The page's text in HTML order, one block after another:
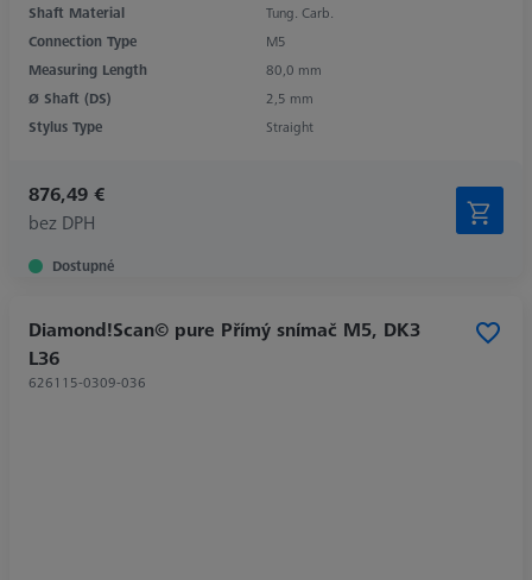
Shaft Material
Tung. Carb.
Connection Type
M5
Measuring Length
80,0 mm
Ø Shaft (DS)
2,5 mm
Stylus Type
Straight
876,49 €
bez DPH
Dostupné
Diamond!Scan© pure Přímý snímač M5, DK3
L36
626115-0309-036